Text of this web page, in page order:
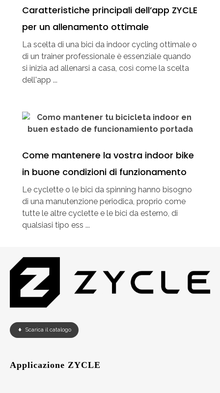
Caratteristiche principali dell’app ZYCLE
per un allenamento ottimale
La scelta di una bici da indoor cycling ottimale o
di un trainer professionale è essenziale quando
si inizia ad allenarsi a casa, così come la scelta
dell'app ...
Come mantenere la vostra indoor bike
in buone condizioni di funzionamento
Le cyclette o le bici da spinning hanno bisogno
di una manutenzione periodica, proprio come
tutte le altre cyclette e le bici da esterno, di
qualsiasi tipo ess ...
Scarica il catalogo
Applicazione ZYCLE